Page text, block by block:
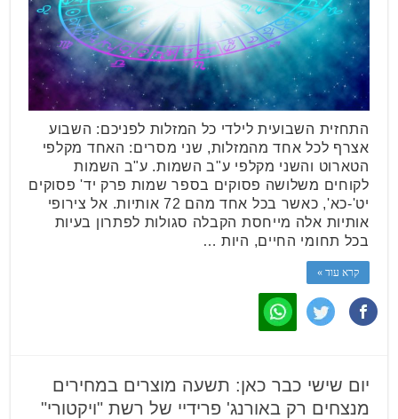
התחזית השבועית לילדי כל המזלות לפניכם: השבוע
אצרף לכל אחד מהמזלות, שני מסרים: האחד מקלפי
הטארוט והשני מקלפי ע"ב השמות. ע"ב השמות
לקוחים משלושה פסוקים בספר שמות פרק יד' פסוקים
יט'-כא', כאשר בכל אחד מהם 72 אותיות. אל צירופי
אותיות אלה מייחסת הקבלה סגולות לפתרון בעיות
בכל תחומי החיים, היות …
קרא עוד »
יום שישי כבר כאן: תשעה מוצרים במחירים
מנצחים רק באורנג' פרידיי של רשת "ויקטורי"